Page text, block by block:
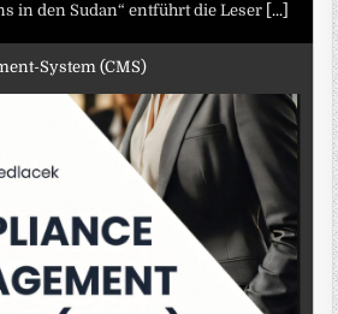
in den Sudan“ entführt die Leser [...]
System (CMS)